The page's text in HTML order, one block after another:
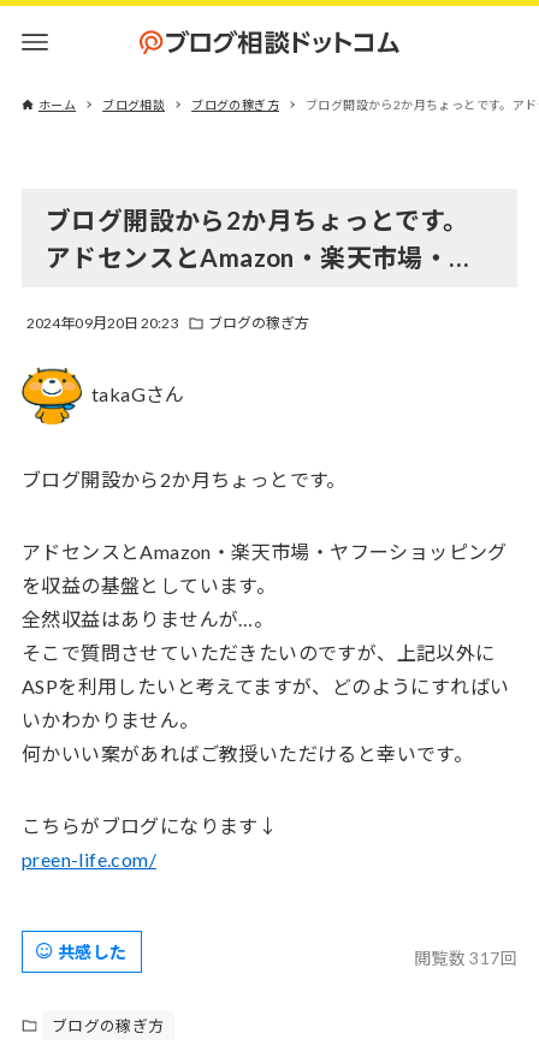
ホーム ブログ相談 ブログの稼ぎ方 ブログ開設から2か月ちょっとです。ア
ブログ開設から2か月ちょっとです。
アドセンスとAmazon・楽天市場・…
2024年09月20日 20:23 ブログの稼ぎ方
takaGさん
ブログ開設から2か月ちょっとです。
アドセンスとAmazon・楽天市場・ヤフーショッピング
を収益の基盤としています。
全然収益はありませんが…。
そこで質問させていただきたいのですが、上記以外に
ASPを利用したいと考えてますが、どのようにすればい
いかわかりません。
何かいい案があればご教授いただけると幸いです。
こちらがブログになります↓
preen-life.com/
閲覧数 317回
共感した
ブログの稼ぎ方